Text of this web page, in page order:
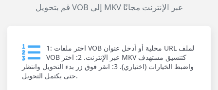
قم بتحويل VOB إلى MKV عبر الإنترنت مجانًا
1: اختر ملفات VOB محلية أو أدخل عنوان URL لملف
VOB عبر الإنترنت. 2: اختر MKV كتنسيق مستهدف
واضبط الخيارات (اختياري). 3: انقر فوق زر بدء التحويل وانتظر
حتى يكتمل التحويل.